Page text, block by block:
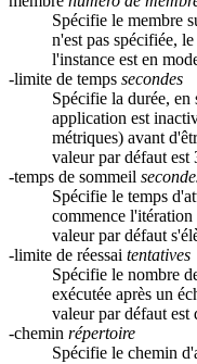
Spécifie le membre
n'est pas spécifiée,
l'instance est en
-limite de temps secondes
Spécifie la durée, en
application est
métriques) avant
valeur par défaut est
-temps de sommeil
Spécifie le temps
commence
valeur par défaut
-limite de réessai tentatives
Spécifie le nombre
exécutée après un
valeur par défaut est
-chemin répertoire
Spécifie le chemin